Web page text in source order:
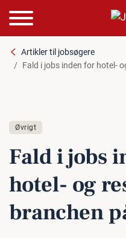
Artikler til jobsøgere
Fald i jobs inden for hotel-
Øvrigt
Fald i jobs
hotel- og
bran­chen